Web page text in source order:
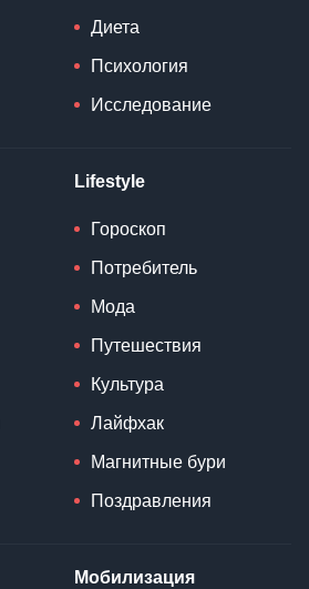
Диета
Психология
Исследование
Lifestyle
Гороскоп
Потребитель
Мода
Путешествия
Культура
Лайфхак
Магнитные бури
Поздравления
Мобилизация